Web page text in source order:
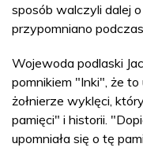
sposób walczyli dalej
przypomniano
Wojewoda podlaski
pomnikiem "Inki", że
żołnierze wyklęci,
pamięci" i historii.
upomniała się o tę